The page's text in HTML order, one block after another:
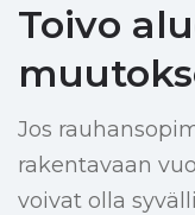
Toivo
Jos
rakentavaan
voivat olla